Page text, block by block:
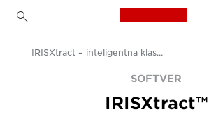
IRISXtract – inteligentna klasifikacija dokumenata i izvlačenje podataka
SOFTVER
IRISXtract™